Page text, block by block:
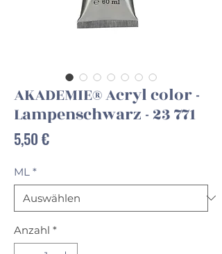
AKADEMIE® Acryl color -
Lampenschwarz - 23 771
5,50 €Preis
ML *
Anzahl *